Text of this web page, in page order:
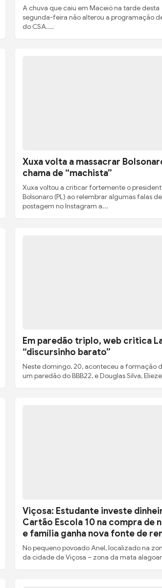
A chuva que caiu em Maceió na tarde desta
segunda-feira não alterou a programação
do CSA....
Xuxa volta a massacrar
chama de “machista”
Xuxa voltou a criticar fortemente o
Bolsonaro (PL) ao relembrar algumas falas
postagem no Instagram a...
Em paredão triplo, web critica
“discursinho barato”
Neste domingo, 20, aconteceu a formação
um paredão do BBB22, e Douglas Silva,
Viçosa: Estudante investe
Cartão Escola 10 na compra de
e família ganha nova fonte de
No pequeno povoado Anel, localizado na
da cidade de Viçosa – zona da mata